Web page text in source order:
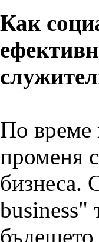
Как
По време
променя
бизнеса.
business"
бъдещето